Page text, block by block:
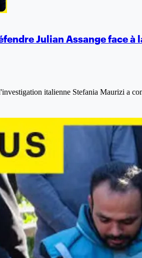
Julian Assange face à
italienne Stefania Maurizi a